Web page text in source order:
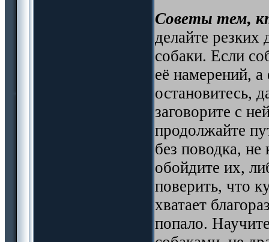
Советы тем,
делайте
собаки. Если
её намерений, а
остановитесь,
заговорите с
продолжайте
без поводка,
обойдите их,
поверить, что
хватает
попало.